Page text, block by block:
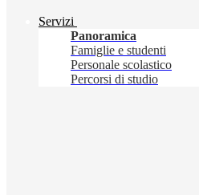
Servizi
Panoramica
Famiglie e studenti
Personale scolastico
Percorsi di studio